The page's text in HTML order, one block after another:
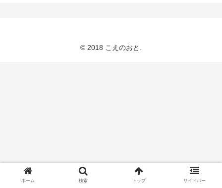
© 2018 こえのおと.
ホーム 検索 トップ サイドバー